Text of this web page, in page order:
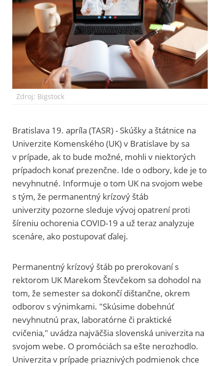
Zdroj: Bigstock
Bratislava 19. apríla (TASR) - Skúšky a štátnice na
Univerzite Komenského (UK) v Bratislave by sa
v prípade, ak to bude možné, mohli v niektorých
prípadoch konať prezenčne. Ide o odbory, kde je to
nevyhnutné. Informuje o tom UK na svojom webe
s tým, že permanentný krízový štáb
univerzity pozorne sleduje vývoj opatrení proti
šíreniu ochorenia COVID-19 a už teraz analyzuje
scenáre, ako postupovať ďalej.
Permanentný krízový štáb po prerokovaní s
rektorom UK Marekom Števčekom sa dohodol na
tom, že semester sa dokončí dištančne, okrem
odborov s výnimkami. "Skúsime dobehnúť
nevyhnutnú prax, laboratórne či praktické
cvičenia," uvádza najväčšia slovenská univerzita na
svojom webe. O promóciách sa ešte nerozhodlo.
Univerzita v prípade priaznivých podmienok chce